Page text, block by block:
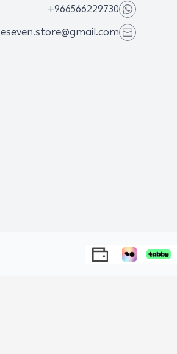
+966566229730
eseven.store@gmail.com